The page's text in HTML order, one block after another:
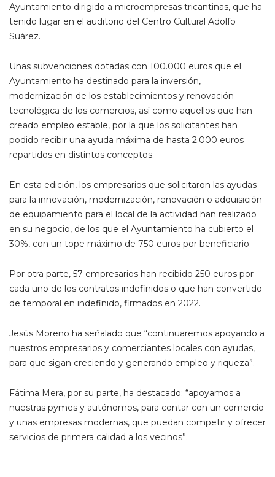
Ayuntamiento dirigido a microempresas tricantinas, que ha
tenido lugar en el auditorio del Centro Cultural Adolfo
Suárez.
Unas subvenciones dotadas con 100.000 euros que el
Ayuntamiento ha destinado para la inversión,
modernización de los establecimientos y renovación
tecnológica de los comercios, así como aquellos que han
creado empleo estable, por la que los solicitantes han
podido recibir una ayuda máxima de hasta 2.000 euros
repartidos en distintos conceptos.
En esta edición, los empresarios que solicitaron las ayudas
para la innovación, modernización, renovación o adquisición
de equipamiento para el local de la actividad han realizado
en su negocio, de los que el Ayuntamiento ha cubierto el
30%, con un tope máximo de 750 euros por beneficiario.
Por otra parte, 57 empresarios han recibido 250 euros por
cada uno de los contratos indefinidos o que han convertido
de temporal en indefinido, firmados en 2022.
Jesús Moreno ha señalado que “continuaremos apoyando a
nuestros empresarios y comerciantes locales con ayudas,
para que sigan creciendo y generando empleo y riqueza”.
Fátima Mera, por su parte, ha destacado: “apoyamos a
nuestras pymes y autónomos, para contar con un comercio
y unas empresas modernas, que puedan competir y ofrecer
servicios de primera calidad a los vecinos”.